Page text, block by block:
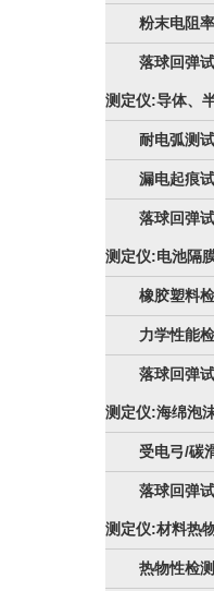
粉末电阻
落球回弹
测定仪:导体、
耐电弧测
漏电起痕
落球回弹
测定仪:电池隔
橡胶塑料
力学性能
落球回弹
测定仪:海绵泡
受电弓/碳
落球回弹
测定仪:材料热
热物性检